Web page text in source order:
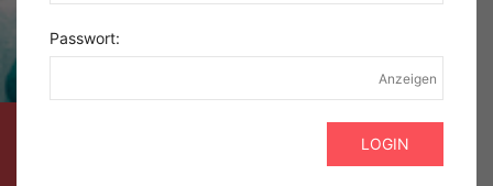
AUSZUG AUS DER
Passwort:
Anzeigen